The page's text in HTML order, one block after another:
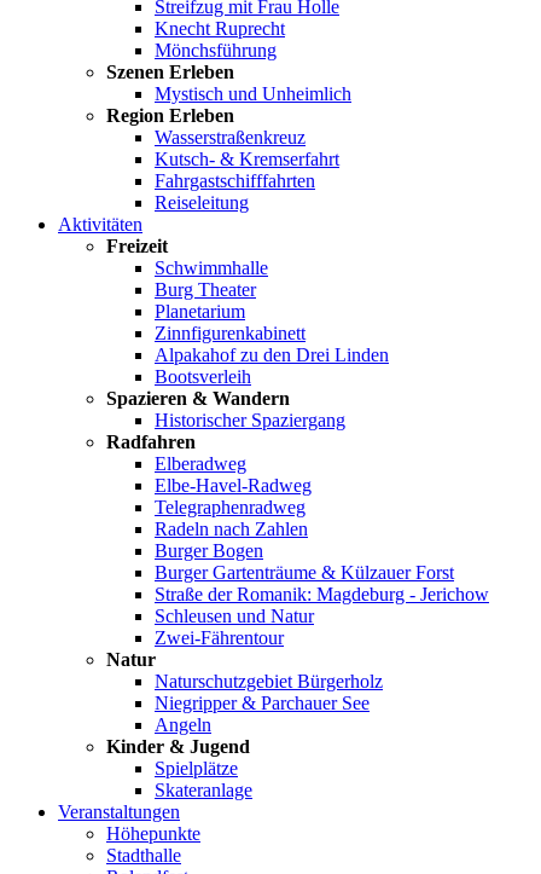
Streifzug mit Frau Holle
Knecht Ruprecht
Mönchsführung
Szenen Erleben
Mystisch und Unheimlich
Region Erleben
Wasserstraßenkreuz
Kutsch- & Kremserfahrt
Fahrgastschifffahrten
Reiseleitung
Aktivitäten
Freizeit
Schwimmhalle
Burg Theater
Planetarium
Zinnfigurenkabinett
Alpakahof zu den Drei Linden
Bootsverleih
Spazieren & Wandern
Historischer Spaziergang
Radfahren
Elberadweg
Elbe-Havel-Radweg
Telegraphenradweg
Radeln nach Zahlen
Burger Bogen
Burger Gartenträume & Külzauer Forst
Straße der Romanik: Magdeburg - Jerichow
Schleusen und Natur
Zwei-Fährentour
Natur
Naturschutzgebiet Bürgerholz
Niegripper & Parchauer See
Angeln
Kinder & Jugend
Spielplätze
Skateranlage
Veranstaltungen
Höhepunkte
Stadthalle